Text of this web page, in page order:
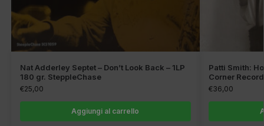
Nat Adderley Septet – Don’t Look Back – 1LP
180 gr. SteppleChase
€25,00
Aggiungi al carrello
Patti Smith:
Corner
€36,00